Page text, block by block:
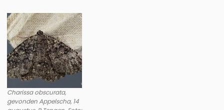
Charissa obscurata,
gevonden Appelscha, 14